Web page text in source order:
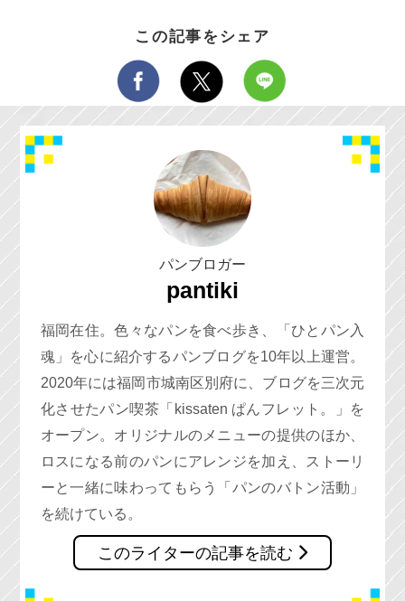
この記事をシェア
パンブロガー
pantiki
福岡在住。色々なパンを食べ歩き、「ひとパン入
魂」を心に紹介するパンブログを10年以上運営。
2020年には福岡市城南区別府に、ブログを三次元
化させたパン喫茶「kissaten ぱんフレット。」を
オープン。オリジナルのメニューの提供のほか、
ロスになる前のパンにアレンジを加え、ストーリ
ーと一緒に味わってもらう「パンのバトン活動」
を続けている。
このライターの記事を読む